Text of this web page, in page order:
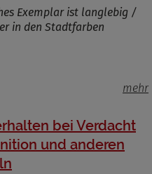
Exemplar ist langlebig /
in den Stadtfarben
mehr
bei Verdacht
und anderen
Anbieter
Name
Anbieter